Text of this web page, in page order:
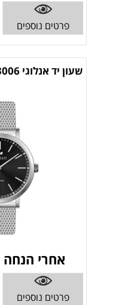
פרטים נוספים
שעון יד אנלוגי CAVALLO CW173006
אחרי הנחה
פרטים נוספים